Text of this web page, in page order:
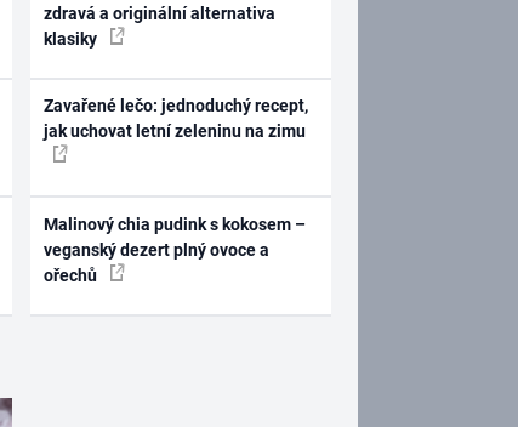
zdravá a originální alternativa
klasiky
Zavařené lečo: jednoduchý recept,
jak uchovat letní zeleninu na zimu
Malinový chia pudink s kokosem –
veganský dezert plný ovoce a
ořechů